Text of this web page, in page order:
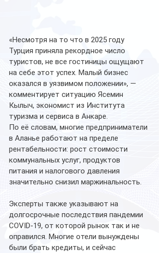
«Несмотря на то что в 2025 году
Турция приняла рекордное число
туристов, не все гостиницы ощущают
на себе этот успех. Малый бизнес
оказался в уязвимом положении», —
комментирует ситуацию Ясемин
Кылыч, экономист из Института
туризма и сервиса в Анкаре.
По её словам, многие предприниматели
в Аланье работают на пределе
рентабельности: рост стоимости
коммунальных услуг, продуктов
питания и налогового давления
значительно снизил маржинальность.
Эксперты также указывают на
долгосрочные последствия пандемии
COVID-19, от которой рынок так и не
оправился. Многие отели вынуждены
были брать кредиты, и сейчас